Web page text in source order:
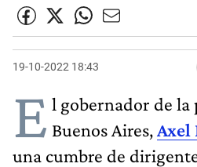
19-10-2022 18:43
E l gobernador de la
Buenos Aires,
una cumbre de